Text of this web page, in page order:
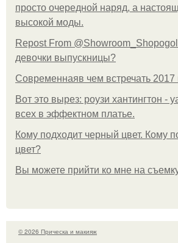
просто очередной наряд, а
высокой моды.
Repost From
девочки выпускницы?
Современнаяв чем встречать 2017
Вот это вырез: роузи хантингтон -
всех в эффектном платьe.
Кому подходит черный цвет. Кому
цвет?
Вы можете прийти ко мне на
© 2026 Прическа и макияж